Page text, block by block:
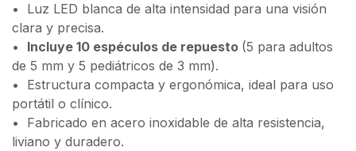
•⁠ ⁠Luz LED blanca de alta intensidad para una visión
clara y precisa.
•⁠ ⁠ Incluye 10 espéculos de repuesto (5 para adultos
de 5 mm y 5 pediátricos de 3 mm).
•⁠ ⁠Estructura compacta y ergonómica, ideal para uso
portátil o clínico.
•⁠ ⁠Fabricado en acero inoxidable de alta resistencia,
liviano y duradero.